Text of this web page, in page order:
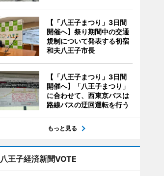
【「八王子まつり」3日間
開催へ】祭り期間中の交通
規制について発表する初宿
和夫八王子市長
【「八王子まつり」3日間
開催へ】「八王子まつり」
に合わせて、西東京バスは
路線バスの迂回運転を行う
もっと見る
八王子経済新聞VOTE